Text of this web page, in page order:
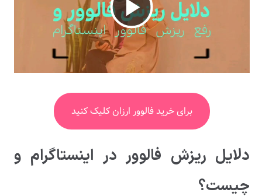
پخش
ویدیو
برای خرید فالوور ارزان کلیک کنید
دلایل ریزش فالوور در اینستاگرام و
چیست؟